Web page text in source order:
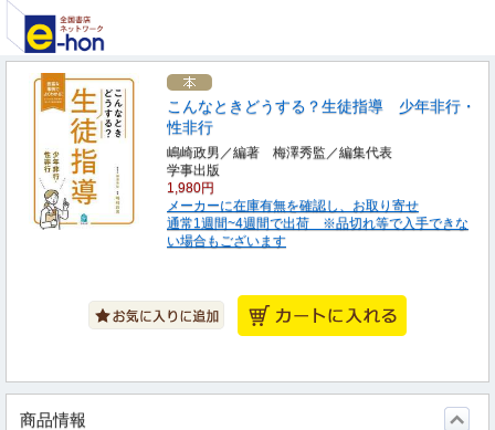
こんなときどうする？生徒指導 少年非行・
性非行
嶋崎政男／編著 梅澤秀監／編集代表
学事出版
1,980円
メーカーに在庫有無を確認し、お取り寄せ
通常1週間~4週間で出荷 ※品切れ等で入手できな
い場合もございます
商品情報